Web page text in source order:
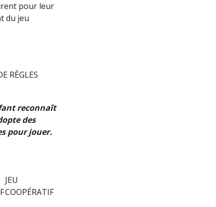
pour leur
du jeu
RÈGLES
reconnaît
des
pour jouer.
JEU
COOPÉRATIF